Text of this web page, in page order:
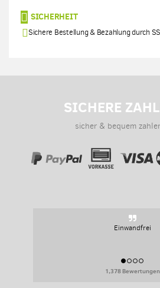
SICHERHEIT
Sichere Bestellung & Bezahlung durch
SICHERE
sicher & bequem
Einwandfrei
1,378 Bewertungen